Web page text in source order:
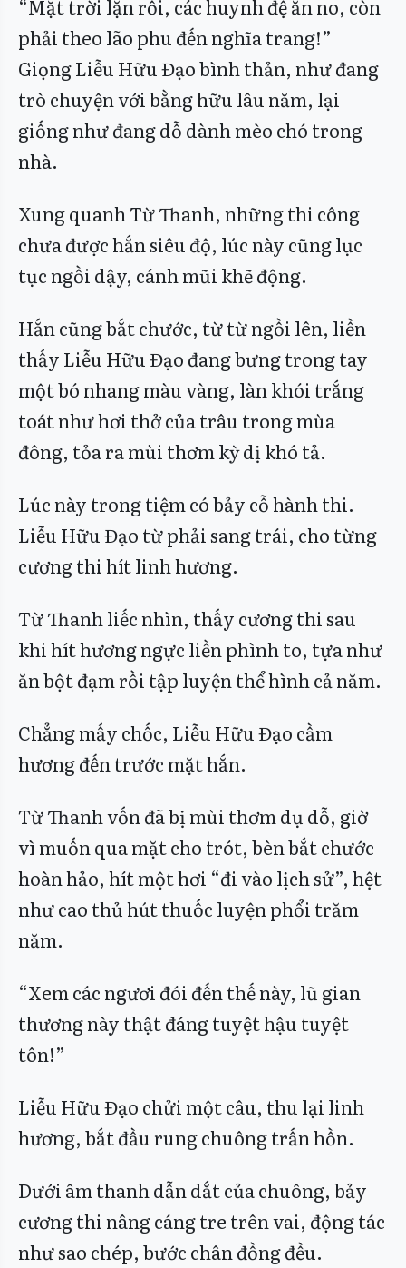
“Mặt trời lặn rồi, các huynh đệ ăn no, còn
phải theo lão phu đến nghĩa trang!”
Giọng Liễu Hữu Đạo bình thản, như đang
trò chuyện với bằng hữu lâu năm, lại
giống như đang dỗ dành mèo chó trong
nhà.
Xung quanh Từ Thanh, những thi công
chưa được hắn siêu độ, lúc này cũng lục
tục ngồi dậy, cánh mũi khẽ động.
Hắn cũng bắt chước, từ từ ngồi lên, liền
thấy Liễu Hữu Đạo đang bưng trong tay
một bó nhang màu vàng, làn khói trắng
toát như hơi thở của trâu trong mùa
đông, tỏa ra mùi thơm kỳ dị khó tả.
Lúc này trong tiệm có bảy cỗ hành thi.
Liễu Hữu Đạo từ phải sang trái, cho từng
cương thi hít linh hương.
Từ Thanh liếc nhìn, thấy cương thi sau
khi hít hương ngực liền phình to, tựa như
ăn bột đạm rồi tập luyện thể hình cả năm.
Chẳng mấy chốc, Liễu Hữu Đạo cầm
hương đến trước mặt hắn.
Từ Thanh vốn đã bị mùi thơm dụ dỗ, giờ
vì muốn qua mặt cho trót, bèn bắt chước
hoàn hảo, hít một hơi “đi vào lịch sử”, hệt
như cao thủ hút thuốc luyện phổi trăm
năm.
“Xem các ngươi đói đến thế này, lũ gian
thương này thật đáng tuyệt hậu tuyệt
tôn!”
Liễu Hữu Đạo chửi một câu, thu lại linh
hương, bắt đầu rung chuông trấn hồn.
Dưới âm thanh dẫn dắt của chuông, bảy
cương thi nâng cáng tre trên vai, động tác
như sao chép, bước chân đồng đều.